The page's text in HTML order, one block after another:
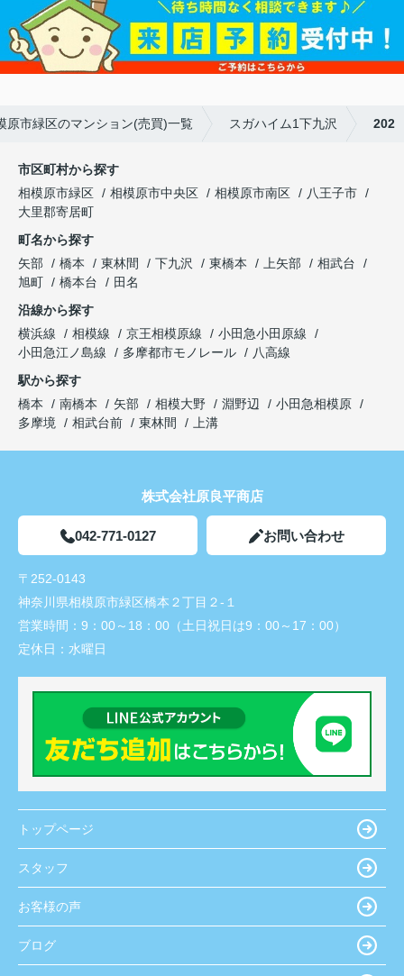
原市緑区のマンション(売買)一覧 スガハイム1下九沢 202
市区町村から探す
相模原市緑区
相模原市中央区 相模原市南区
八王子市
大里郡寄居町
町名から探す
矢部
橋本 東林間 下九沢 東橋本 上矢部
相武台
旭町
橋本台
田名
沿線から探す
横浜線
相模線 京王相模原線
小田急小田原線
小田急江ノ島線
多摩都市モノレール
八高線
駅から探す
橋本
南橋本 矢部 相模大野 淵野辺
小田急相模原
多摩境
相武台前 東林間 上溝
株式会社原良平商店
042-771-0127 お問い合わせ
〒252-0143
神奈川県相模原市緑区橋本２丁目２-１
営業時間： 9：00～18：00（土日祝日は9：00～17：00）
定休日： 水曜日
トップページ
スタッフ
お客様の声
ブログ